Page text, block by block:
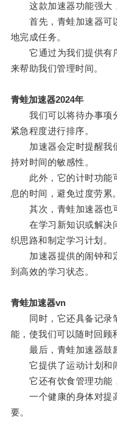
这款加速器功能强大，
首先，青蛙加速器可
地完成任务。
它通过为我们提供有
来帮助我们管理时间。
青蛙加速器2024年
我们可以将待办事项
紧急程度进行排序。
加速器会定时提醒我
持对时间的敏感性。
此外，它的计时功能
息的时间，避免过度劳累。
其次，青蛙加速器也可
在学习新知识或解决
织思路和制定学习计划。
加速器提供的闹钟和
到高效的学习状态。
青蛙加速器vn
同时，它还具备记录
能，使我们可以随时回顾
最后，青蛙加速器鼓励
它提供了运动计划和闹
它还有饮食管理功能，
一个健康的身体对提
要。